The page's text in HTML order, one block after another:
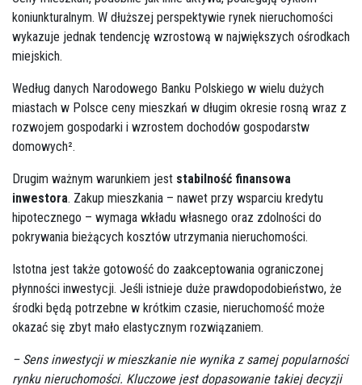
koniunkturalnym. W dłuższej perspektywie rynek nieruchomości
wykazuje jednak tendencję wzrostową w największych ośrodkach
miejskich.
Według danych Narodowego Banku Polskiego w wielu dużych
miastach w Polsce ceny mieszkań w długim okresie rosną wraz z
rozwojem gospodarki i wzrostem dochodów gospodarstw
domowych².
Drugim ważnym warunkiem jest stabilność finansowa
inwestora. Zakup mieszkania – nawet przy wsparciu kredytu
hipotecznego – wymaga wkładu własnego oraz zdolności do
pokrywania bieżących kosztów utrzymania nieruchomości.
Istotna jest także gotowość do zaakceptowania ograniczonej
płynności inwestycji. Jeśli istnieje duże prawdopodobieństwo, że
środki będą potrzebne w krótkim czasie, nieruchomość może
okazać się zbyt mało elastycznym rozwiązaniem.
– Sens inwestycji w mieszkanie nie wynika z samej popularności
rynku nieruchomości. Kluczowe jest dopasowanie takiej decyzji